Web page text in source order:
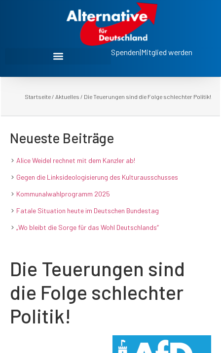
Spenden|Mitglied werden
Startseite / Aktuelles / Die Teuerungen sind die Folge schlechter Politik!
Neueste Beiträge
Alice Weidel rechnet mit dem Kanzler ab!
Gegen die Linksideologisierung des Kulturausschusses
Kommunalwahlprogramm 2025
Fatale Situation heute im Deutschen Bundestag
„Wo bleibt die Sorge für das Wohl Deutschlands“
Die Teuerungen sind
die Folge schlechter
Politik!